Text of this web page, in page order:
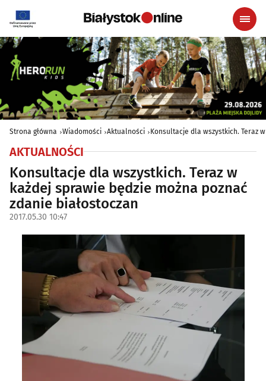
Strona główna Wiadomości Aktualności Konsultacje dla wszystkich. Teraz
AKTUALNOŚCI
Konsultacje dla wszystkich. Teraz w
każdej sprawie będzie można poznać
zdanie białostoczan
2017.05.30 10:47